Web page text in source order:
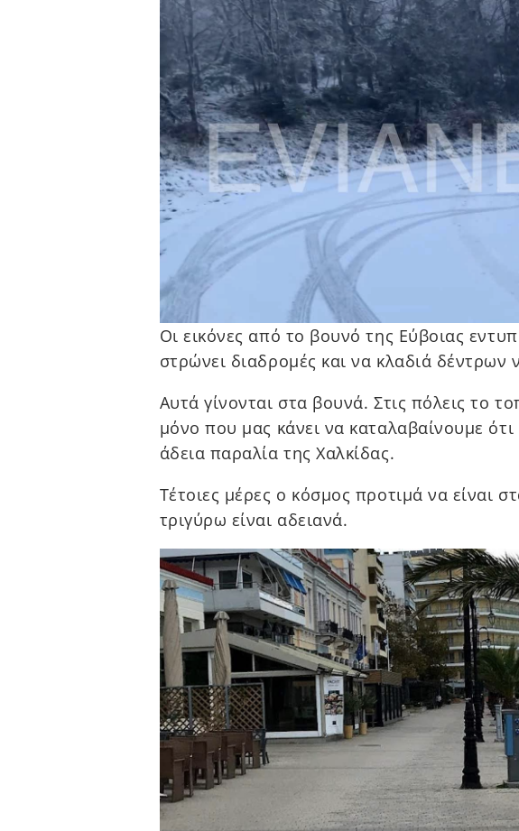
Οι εικόνες από το βουνό της Εύβοιας
στρώνει διαδρομές και να κλαδιά δέντρων
Αυτά γίνονται στα βουνά. Στις πόλεις το
μόνο που μας κάνει να καταλαβαίνουμε ότι
άδεια παραλία της Χαλκίδας.
Τέτοιες μέρες ο κόσμος προτιμά να είναι
τριγύρω είναι αδειανά.